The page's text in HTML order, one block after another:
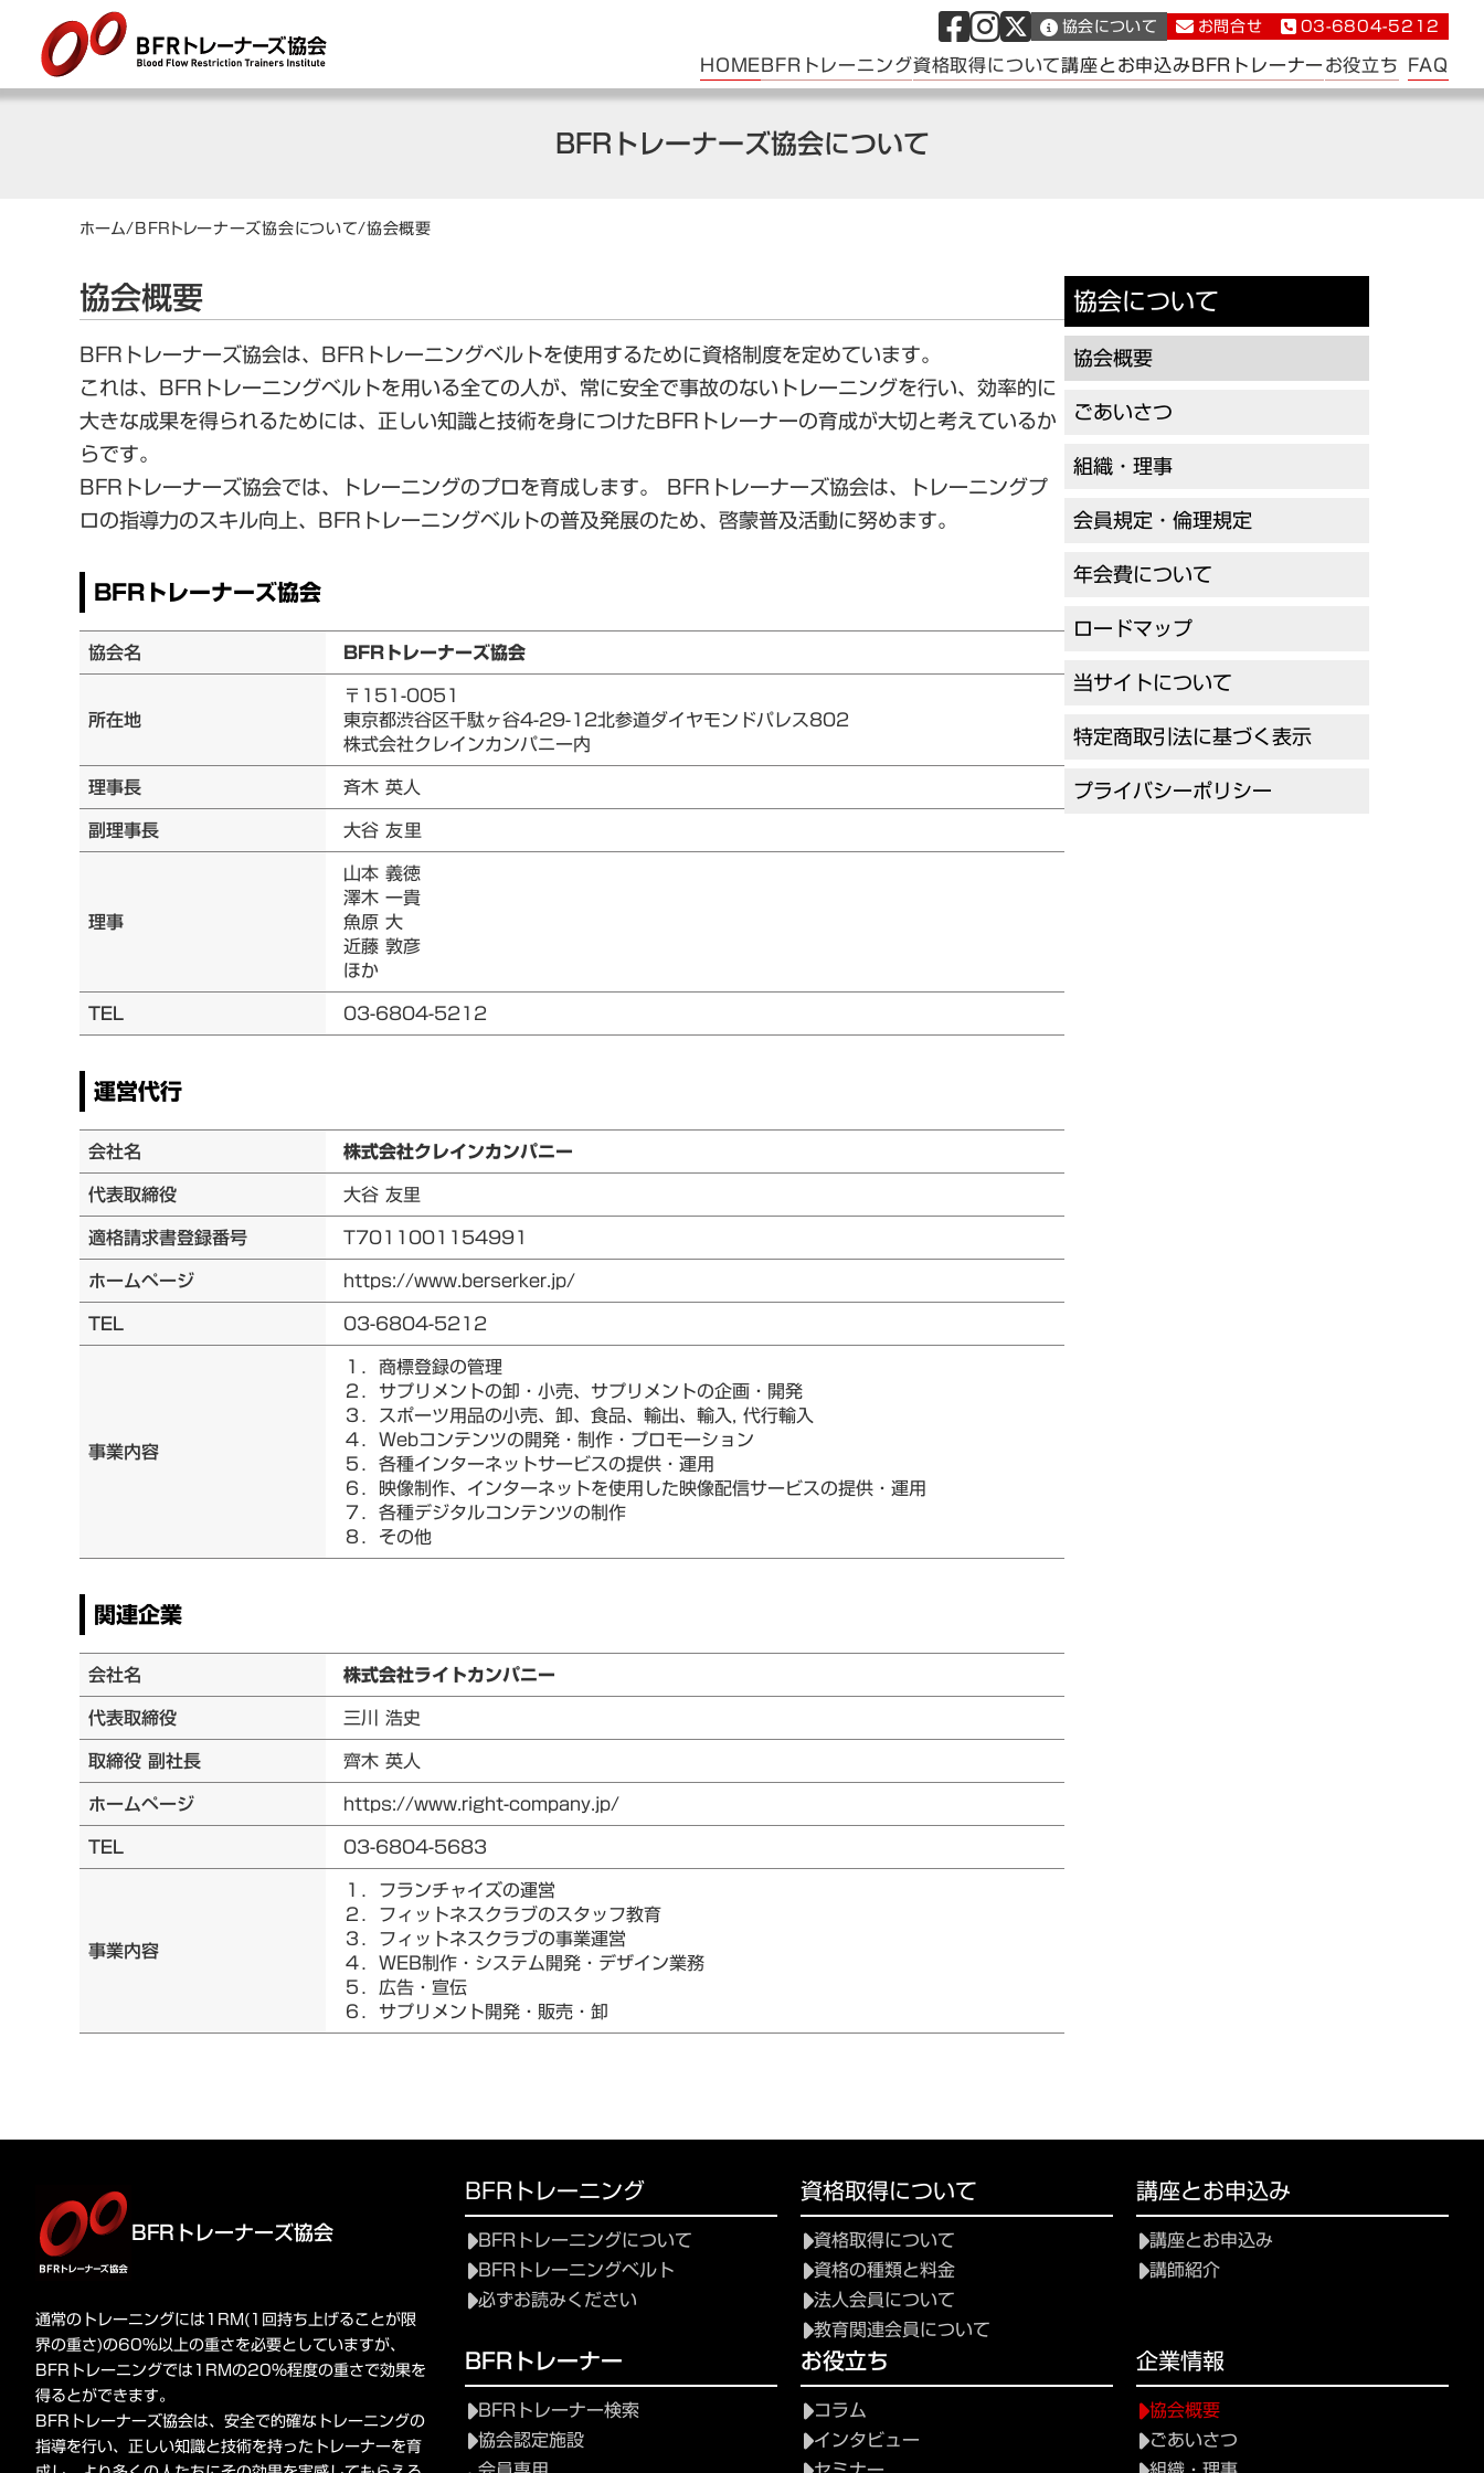
協会について お問合せ 03-6804-5212
HOMEBFRトレーニング資格取得について講座とお申込みBFRトレーナーお役立ち FAQ
BFRトレーナーズ協会について
ホーム/BFRトレーナーズ協会について/協会概要
協会概要
BFRトレーナーズ協会は、BFRトレーニングベルトを使用するために資格制度を定めています。
これは、BFRトレーニングベルトを用いる全ての人が、常に安全で事故のないトレーニングを行い、効率的に
大きな成果を得られるためには、正しい知識と技術を身につけたBFRトレーナーの育成が大切と考えているか
らです。
BFRトレーナーズ協会では、トレーニングのプロを育成します。 BFRトレーナーズ協会は、トレーニングプ
ロの指導力のスキル向上、BFRトレーニングベルトの普及発展のため、啓蒙普及活動に努めます。
BFRトレーナーズ協会
協会名
BFRトレーナーズ協会
所在地
〒151-0051
東京都渋谷区千駄ヶ谷4-29-12北参道ダイヤモンドパレス802
株式会社クレインカンパニー内
理事長
斉木 英人
副理事長
大谷 友里
理事
山本 義徳
澤木 一貴
魚原 大
近藤 敦彦
ほか
TEL
03-6804-5212
運営代行
会社名
株式会社クレインカンパニー
代表取締役
大谷 友里
適格請求書登録番号
T7011001154991
ホームページ
https://www.berserker.jp/
TEL
03-6804-5212
事業内容
１．商標登録の管理
２．サプリメントの卸・小売、サプリメントの企画・開発
３．スポーツ用品の小売、卸、食品、輸出、輸入, 代行輸入
４．Webコンテンツの開発・制作・プロモーション
５．各種インターネットサービスの提供・運用
６．映像制作、インターネットを使用した映像配信サービスの提供・運用
７．各種デジタルコンテンツの制作
８．その他
関連企業
会社名
株式会社ライトカンパニー
代表取締役
三川 浩史
取締役 副社長
齊木 英人
ホームページ
https://www.right-company.jp/
TEL
03-6804-5683
事業内容
１．フランチャイズの運営
２．フィットネスクラブのスタッフ教育
３．フィットネスクラブの事業運営
４．WEB制作・システム開発・デザイン業務
５．広告・宣伝
６．サプリメント開発・販売・卸
協会について
協会概要
ごあいさつ
組織・理事
会員規定・倫理規定
年会費について
ロードマップ
当サイトについて
特定商取引法に基づく表示
プライバシーポリシー
BFRトレーナーズ協会
通常のトレーニングには1RM(1回持ち上げることが限
界の重さ)の60%以上の重さを必要としていますが、
BFRトレーニングでは1RMの20%程度の重さで効果を
得るとができます。
BFRトレーナーズ協会は、安全で的確なトレーニングの
指導を行い、正しい知識と技術を持ったトレーナーを育
BFRトレーニング
BFRトレーニングについて
BFRトレーニングベルト
必ずお読みください
資格取得について
資格取得について
資格の種類と料金
法人会員について
教育関連会員について
講座とお申込み
講座とお申込み
講師紹介
BFRトレーナー
BFRトレーナー検索
協会認定施設
お役立ち
コラム
インタビュー
企業情報
協会概要
ごあいさつ